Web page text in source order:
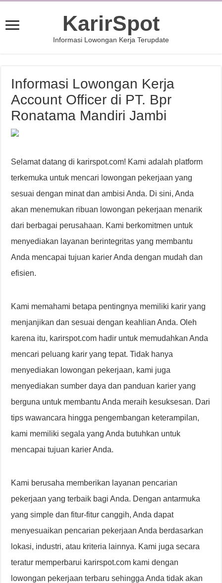
KarirSpot
Informasi Lowongan Kerja Terupdate
Informasi Lowongan Kerja
Account Officer di PT. Bpr
Ronatama Mandiri Jambi
Selamat datang di karirspot.com! Kami adalah platform
terkemuka untuk mencari lowongan pekerjaan yang
sesuai dengan minat dan ambisi Anda. Di sini, Anda
akan menemukan ribuan lowongan pekerjaan menarik
dari berbagai perusahaan. Kami berkomitmen untuk
menyediakan layanan berintegritas yang membantu
Anda mencapai tujuan karier Anda dengan mudah dan
efisien.
Kami memahami betapa pentingnya memiliki karir yang
menjanjikan dan sesuai dengan keahlian Anda. Oleh
karena itu, karirspot.com hadir untuk memudahkan Anda
mencari peluang karir yang tepat. Tidak hanya
menyediakan lowongan pekerjaan, kami juga
menyediakan sumber daya dan panduan karier yang
berguna untuk membantu Anda meraih kesuksesan. Dari
tips wawancara hingga pengembangan keterampilan,
kami memiliki segala yang Anda butuhkan untuk
mencapai tujuan karier Anda.
Kami berusaha memberikan layanan pencarian
pekerjaan yang terbaik bagi Anda. Dengan antarmuka
yang simple dan fitur-fitur canggih, Anda dapat
menyesuaikan pencarian pekerjaan Anda berdasarkan
lokasi, industri, atau kriteria lainnya. Kami juga secara
teratur memperbarui karirspot.com kami dengan
lowongan pekerjaan terbaru sehingga Anda tidak akan